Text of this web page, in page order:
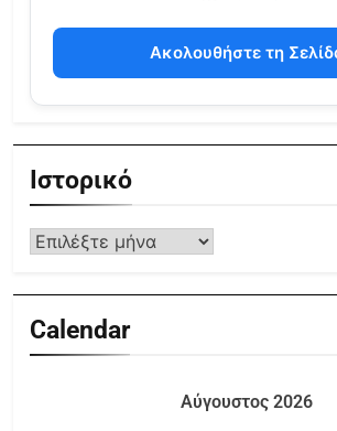
Ακολουθήστε τη
Ιστορικό
Calendar
Αύγουστος 2026